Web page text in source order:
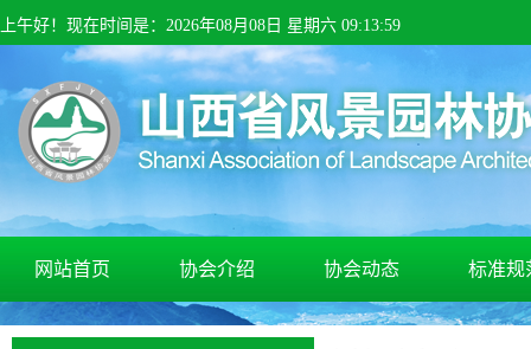
上午好！ 现在时间是： 2026年08月 08 日 星期六 09:14:00
网站首页 协会介绍 协会动态 标准规